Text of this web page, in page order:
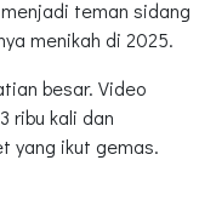
teman sidang
menikah di 2025.
besar. Video
ribu kali dan
yang ikut gemas.